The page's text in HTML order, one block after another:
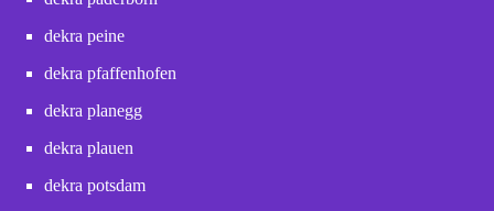
dekra peine
dekra pfaffenhofen
dekra planegg
dekra plauen
dekra potsdam